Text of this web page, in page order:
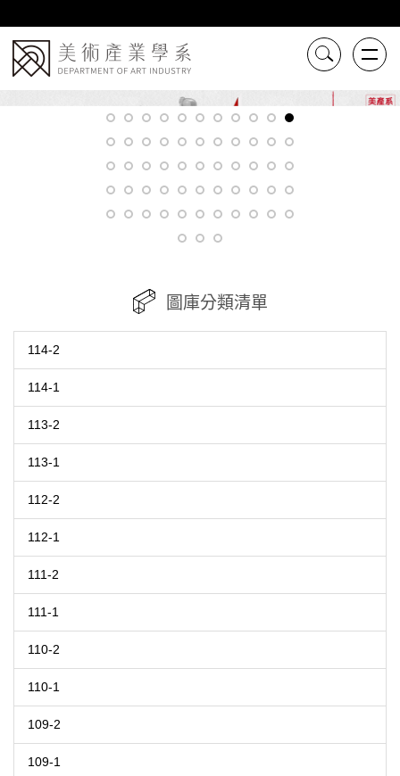
到
主
要
內
容
圖庫分類清單
114-2
114-1
113-2
113-1
112-2
112-1
111-2
111-1
110-2
110-1
109-2
109-1